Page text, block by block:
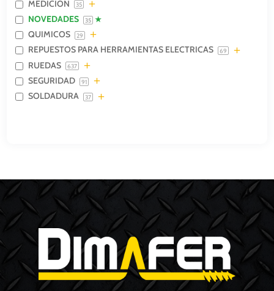
MEDICION 35
NOVEDADES 35
QUIMICOS 29
REPUESTOS PARA HERRAMIENTAS ELECTRICAS 69
RUEDAS 637
SEGURIDAD 91
SOLDADURA 37